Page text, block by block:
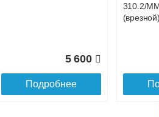
5 600
Подробнее
310.2/
(врезной)